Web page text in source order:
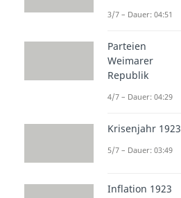
3/7 – Dauer: 04:51
Parteien
Weimarer
Republik
4/7 – Dauer: 04:29
Krisenjahr 1923
5/7 – Dauer: 03:49
Inflation 1923